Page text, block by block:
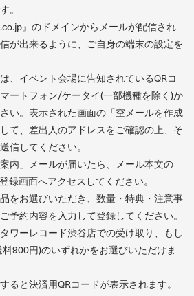
。
』のドメインからメールが配信され
が出来るように、ご自身の端末の設定を
、イベント会場に告知されているQRコ
ートフォン/ケータイ(一部機種を除く)か
い。表示された画面の「空メールを作成
て、差出人のアドレスをご確認の上、そ
信してください。
内」メールが届いたら、メール本文の
録画面へアクセスしてください。
をお選びいただき、数量・特典・注意事
予約内容を入力して登録してください。
ワーレコード渋谷店での受け取り、もし
900円)のいずれかをお選びいただけま
ると決済用QRコードが表示されます。